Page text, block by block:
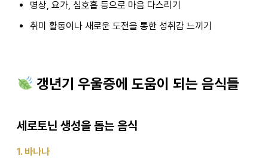
명상, 요가, 심호흡 등으로 마음 다스리기
취미 활동이나 새로운 도전을 통한 성취감 느끼기
갱년기 우울증에 도움이 되는 음식들
세로토닌 생성을 돕는 음식
1. 바나나